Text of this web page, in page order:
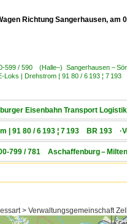
Richtung Sangerhausen,
599 / 590 (Halle–) Sangerhausen –
Loks | Drehstrom | 91 80 / 6 193 ¦ 7
Eisenbahn Transport
| 91 80 / 6 193 ¦ 7 193 BR 193
799 / 781 Aschaffenburg –
> Verwaltungsgemeinschaft